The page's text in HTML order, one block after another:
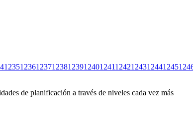
12351236123712381239124012411242124312441245
de planificación a través de niveles cada vez más